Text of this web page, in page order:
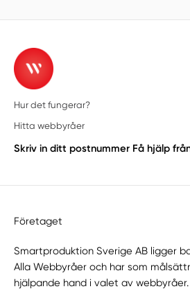
Hur det fungerar?
Hitta webbyråer
Skriv in ditt postnummer Få hjälp
Företaget
Smartproduktion Sverige AB ligger
Alla Webbyråer och har som
hjälpande hand i valet av webbyråer.